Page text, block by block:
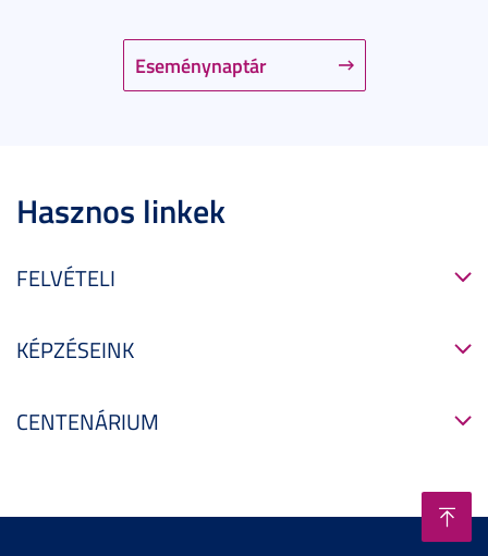
Eseménynaptár
Hasznos linkek
FELVÉTELI
KÉPZÉSEINK
CENTENÁRIUM